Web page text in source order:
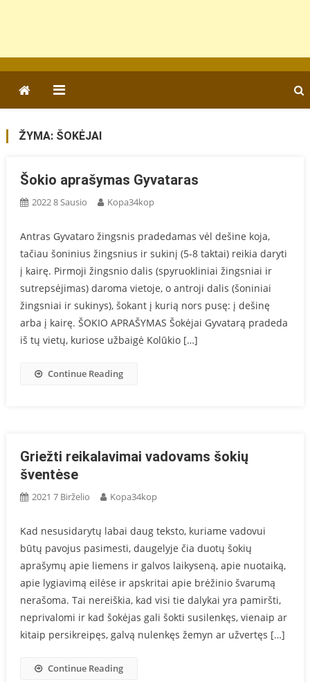
ŽYMA: ŠOKĖJAI
Šokio aprašymas Gyvataras
2022 8 Sausio Kopa34kop
Antras Gyvataro žingsnis pradedamas vėl dešine koja,
tačiau šoninius žingsnius ir sukinį (5-8 taktai) reikia daryti
į kairę. Pirmoji žingsnio dalis (spyruokliniai žingsniai ir
sutrepsėjimas) daroma vietoje, o antroji dalis (šoniniai
žingsniai ir sukinys), šokant į kurią nors pusę: į dešinę
arba į kairę. ŠOKIO APRAŠYMAS Šokėjai Gyvatarą pradeda
iš tų vietų, kuriose užbaigė Kolūkio […]
Continue Reading
Griežti reikalavimai vadovams šokių
šventėse
2021 7 Birželio Kopa34kop
Kad nesusidarytų labai daug teksto, kuriame vadovui
būtų pavojus pasimesti, daugelyje čia duotų šokių
aprašymų apie liemens ir galvos laikyseną, apie nuotaiką,
apie lygiavimą eilėse ir apskritai apie brėžinio švarumą
nerašoma. Tai nereiškia, kad visi tie dalykai yra pamiršti,
neprivalomi ir kad šokėjas gali šokti susilenkęs, vienaip ar
kitaip persikreipęs, galvą nulenkęs žemyn ar užvertęs […]
Continue Reading